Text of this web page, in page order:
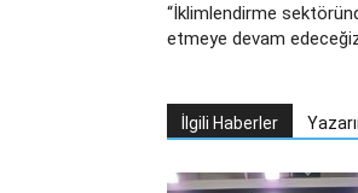
“İklimlendirme
etmeye devam
İlgili Haberler